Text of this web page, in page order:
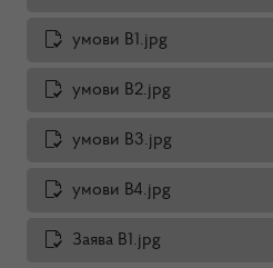
умови В1.jpg
умови В2.jpg
умови В3.jpg
умови В4.jpg
Заява В1.jpg